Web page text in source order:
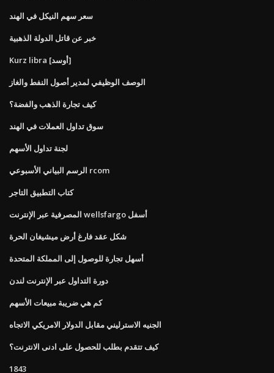
سعر سهم النيكل في الهند
خبر عن قاتل الدولة الذهبية
Kurz libra [أوسد]
الوصف الوظيفي لمدير أصول النفط والغاز
كيف تجارة الذهب والفضة؟
سوق تداول العملات في الهند
لجنة تداول الأسهم
الرسم البياني الأسبوعي rcom
كتاب التطبيق التاجر
المصرفية عبر الإنترنت wellsfargo أسفل
شكل عقد فارغ أرض ميشيغان الحرة
أسهل تجارة للوصول إلى المملكة المتحدة
دورة التداول عبر الإنترنت لندن
كم هي ضريبة مبيعات الأسهم
الجنيه الاسترليني مقابل الدولار الامريكي الاتجاه
كيف تتقدم بطلب للحصول على ادنى الانترنت؟
1843